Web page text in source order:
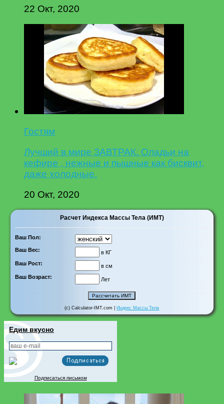
22 Окт, 2020
Гостям
Лучший в мире ЗАВТРАК. Оладьи на
кефире , нежные и пышные как бисквит,
даже холодные.
20 Окт, 2020
Расчет Индекса Массы Тела (ИМТ)
Ваш Пол:
Ваш Вес:
в КГ
Ваш Рост:
в см
Ваш Возраст:
Лет
(c) Calculator-IMT.com | Индекс Массы Тела
Едим вкусно
Подписаться письмом